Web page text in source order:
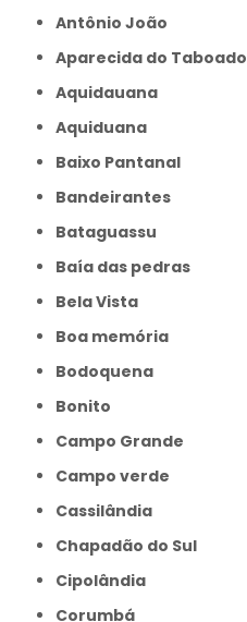
Antônio João
Aparecida do Taboado
Aquidauana
Aquiduana
Baixo Pantanal
Bandeirantes
Bataguassu
Baía das pedras
Bela Vista
Boa memória
Bodoquena
Bonito
Campo Grande
Campo verde
Cassilândia
Chapadão do Sul
Cipolândia
Corumbá